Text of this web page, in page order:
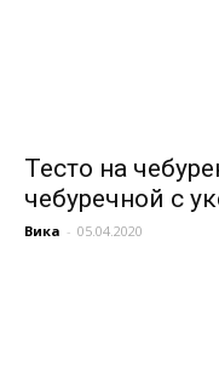
Тесто на
чебуречной с
Вика - 05.04.2020